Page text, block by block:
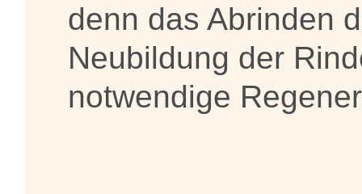
denn das Abrinden
Neubildung der
notwendige